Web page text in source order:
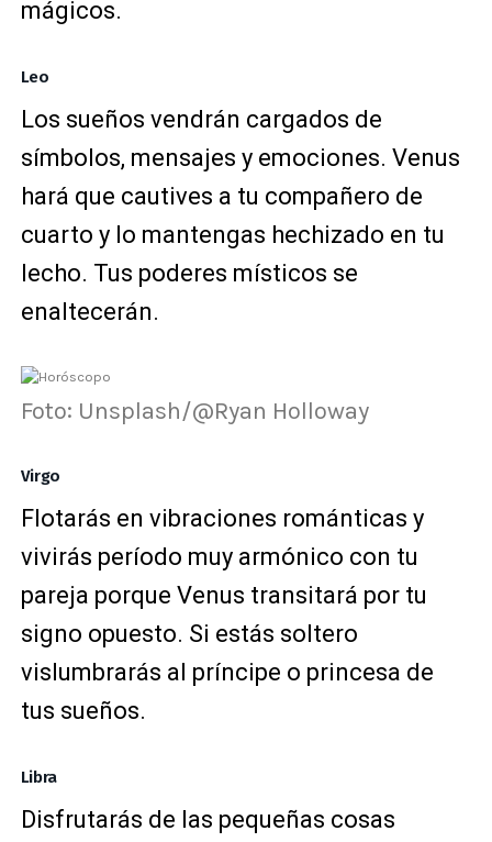
mágicos.
Leo
Los sueños vendrán cargados de
símbolos, mensajes y emociones. Venus
hará que cautives a tu compañero de
cuarto y lo mantengas hechizado en tu
lecho. Tus poderes místicos se
enaltecerán.
Foto: Unsplash/@Ryan Holloway
Virgo
Flotarás en vibraciones románticas y
vivirás período muy armónico con tu
pareja porque Venus transitará por tu
signo opuesto. Si estás soltero
vislumbrarás al príncipe o princesa de
tus sueños.
Libra
Disfrutarás de las pequeñas cosas